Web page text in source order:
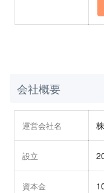
会社概要
運営会社名
設立
資本金